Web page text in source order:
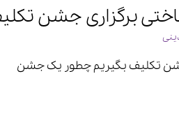
برگزاری جشن
جشن تکلیف بگیریم چطور یک جشن